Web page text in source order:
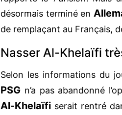
désormais terminé en
de remplaçant au Français,
Nasser Al-Khelaïfi
Selon les informations du
PSG n’a pas abandonné
Al-Khelaïfi serait rentré